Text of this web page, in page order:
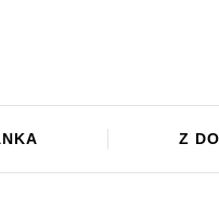
Z